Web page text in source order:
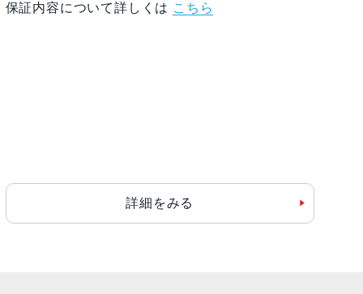
保証内容について詳しくは こちら
詳細をみる